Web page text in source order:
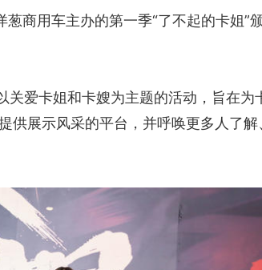
商用车主办的第一季“了不起的卡姐”
关爱卡姐和卡嫂为主题的活动，旨在为
供展示风采的平台，并呼唤更多人了解